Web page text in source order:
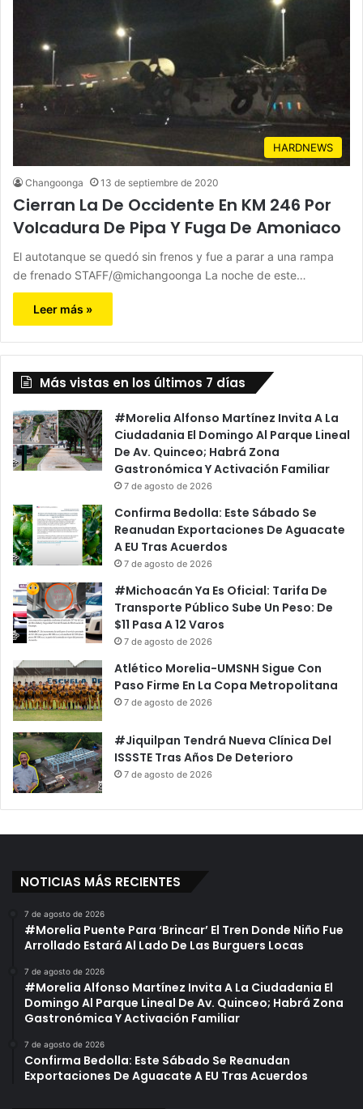
HARDNEWS
Changoonga 13 de septiembre de 2020
Cierran La De Occidente En KM 246 Por
Volcadura De Pipa Y Fuga De Amoniaco
El autotanque se quedó sin frenos y fue a parar a una rampa
de frenado STAFF/@michangoonga La noche de este…
Leer más »
Más vistas en los últimos 7 días
#Morelia Alfonso Martínez Invita A La
Ciudadania El Domingo Al Parque Lineal
De Av. Quinceo; Habrá Zona
Gastronómica Y Activación Familiar
7 de agosto de 2026
Confirma Bedolla: Este Sábado Se
Reanudan Exportaciones De Aguacate
A EU Tras Acuerdos
7 de agosto de 2026
#Michoacán Ya Es Oficial: Tarifa De
Transporte Público Sube Un Peso: De
$11 Pasa A 12 Varos
7 de agosto de 2026
Atlético Morelia-UMSNH Sigue Con
Paso Firme En La Copa Metropolitana
7 de agosto de 2026
#Jiquilpan Tendrá Nueva Clínica Del
ISSSTE Tras Años De Deterioro
7 de agosto de 2026
NOTICIAS MÁS RECIENTES
7 de agosto de 2026
#Morelia Puente Para ‘Brincar’ El Tren Donde Niño Fue
Arrollado Estará Al Lado De Las Burguers Locas
7 de agosto de 2026
#Morelia Alfonso Martínez Invita A La Ciudadania El
Domingo Al Parque Lineal De Av. Quinceo; Habrá Zona
Gastronómica Y Activación Familiar
7 de agosto de 2026
Confirma Bedolla: Este Sábado Se Reanudan
Exportaciones De Aguacate A EU Tras Acuerdos